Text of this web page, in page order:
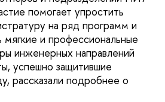
помогает упростить
на ряд программ и
мягкие и профессиональные
инженерных направлений
успешно защитившие
рассказали подробнее о